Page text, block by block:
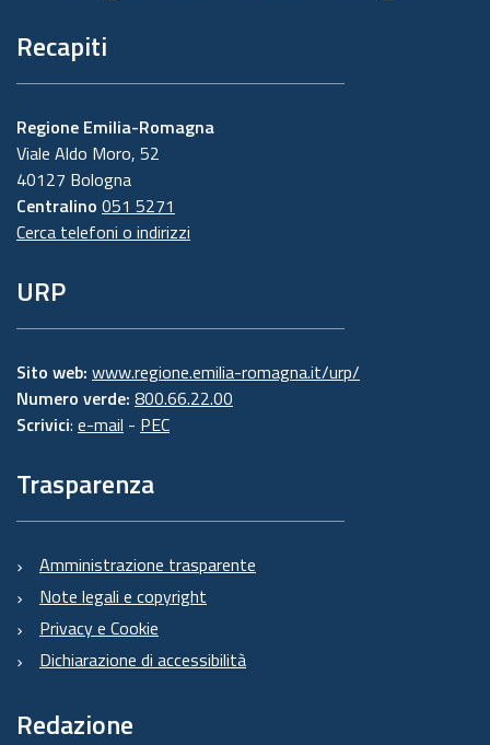
Recapiti
Regione Emilia-Romagna
Viale Aldo Moro, 52
40127 Bologna
Centralino 051 5271
Cerca telefoni o indirizzi
URP
Sito web: www.regione.emilia-romagna.it/urp/
Numero verde: 800.66.22.00
Scrivici: e-mail - PEC
Trasparenza
Amministrazione trasparente
Note legali e copyright
Privacy e Cookie
Dichiarazione di accessibilità
Redazione